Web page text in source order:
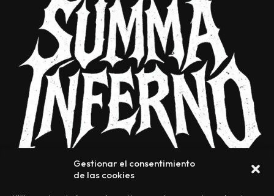
Gestionar el consentimiento
de las cookies